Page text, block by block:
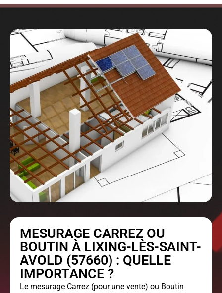
MESURAGE CARREZ OU
BOUTIN À LIXING-LÈS-SAINT-
AVOLD (57660) : QUELLE
IMPORTANCE ?
Le mesurage Carrez (pour une vente) ou Boutin